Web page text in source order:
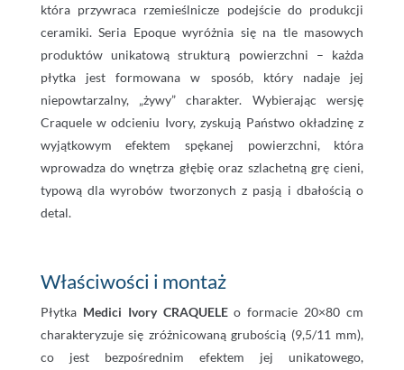
która przywraca rzemieślnicze podejście do produkcji
ceramiki. Seria Epoque wyróżnia się na tle masowych
produktów unikatową strukturą powierzchni – każda
płytka jest formowana w sposób, który nadaje jej
niepowtarzalny, „żywy” charakter. Wybierając wersję
Craquele w odcieniu Ivory, zyskują Państwo okładzinę z
wyjątkowym efektem spękanej powierzchni, która
wprowadza do wnętrza głębię oraz szlachetną grę cieni,
typową dla wyrobów tworzonych z pasją i dbałością o
detal.
Właściwości i montaż
Płytka Medici Ivory CRAQUELEo formacie 20×80 cm
charakteryzuje się zróżnicowaną grubością (9,5/11 mm),
co jest bezpośrednim efektem jej unikatowego,